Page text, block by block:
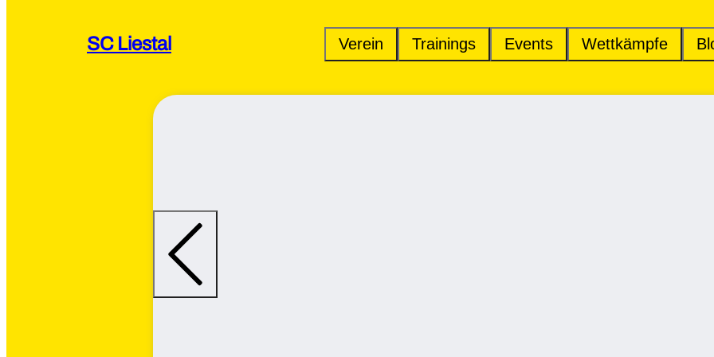
SC Liestal Verein Trainings Events Wettkämpfe